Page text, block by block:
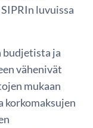
luvuissa
budjetista ja
vähenivät
mukaan
korkomaksujen